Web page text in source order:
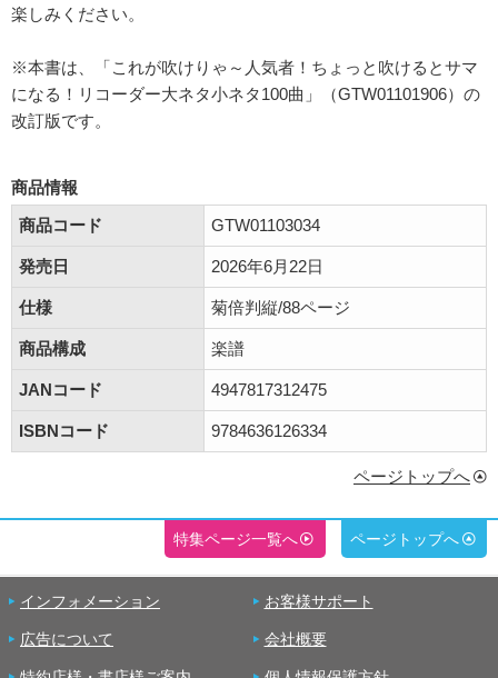
楽しみください。
※本書は、「これが吹けりゃ～人気者！ちょっと吹けるとサマ
になる！リコーダー大ネタ小ネタ100曲」（GTW01101906）の
改訂版です。
商品情報
商品コード
GTW01103034
発売日 2026年6月22日
仕様 菊倍判縦/88ページ
商品構成 楽譜
JANコード 4947817312475
ISBNコード 9784636126334
ページトップへ
特集ページ一覧へ ページトップへ
インフォメーション お客様サポート
広告について 会社概要